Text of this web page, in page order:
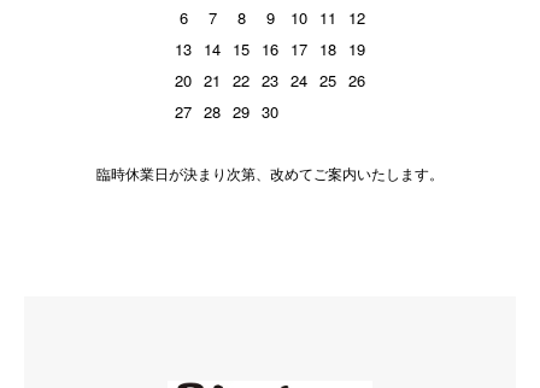
6
7 8 9 10 11
12
13 14 15 16 17 18 19
20 21 22 23 24 25 26
27 28 29 30
臨時休業日が決まり次第、改めてご案内いたします。